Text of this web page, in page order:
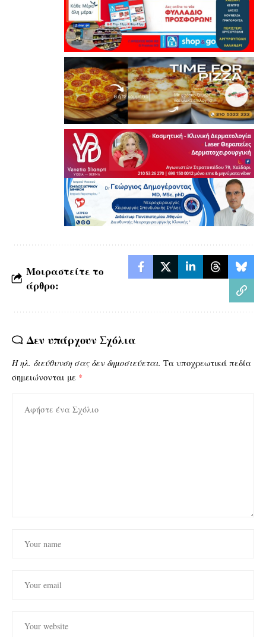
Μοιραστείτε το
άρθρο:
Δεν υπάρχουν Σχόλια
Η ηλ. διεύθυνση σας δεν δημοσιεύεται. Τα υποχρεωτικά πεδία
σημειώνονται με *